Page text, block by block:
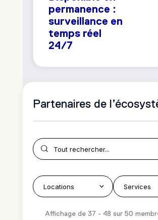
permanence :
surveillance en
temps réel
24/7
Partenaires de
Affichage de 37 - 48 sur 50